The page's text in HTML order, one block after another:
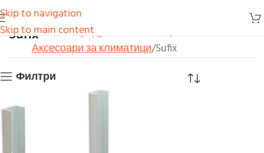
Skip to navigation
Skip to main content
SufixНачало Продукти
Климатици
Аксесоари за климатици Sufix
Филтри